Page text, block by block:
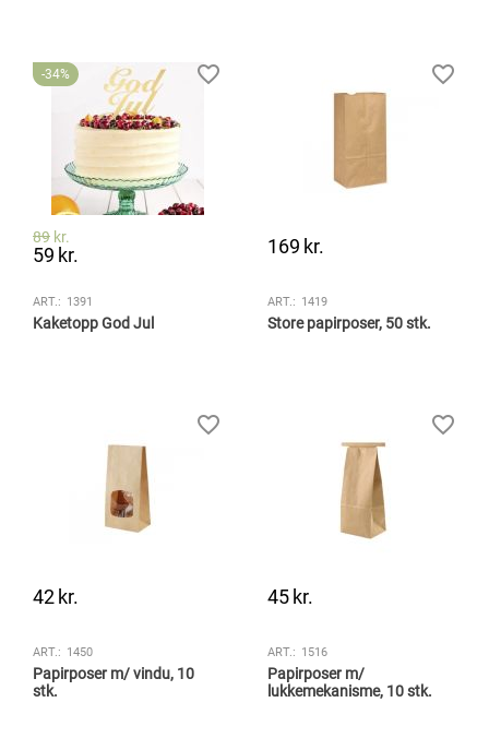
34%
89 kr.
59 kr.
ART.: 1391
Kaketopp God Jul
169 kr.
ART.: 1419
Store papirposer, 50 stk.
42kr.
ART.: 1450
Papirposer m/ vindu, 10
stk.
45kr.
ART.: 1516
Papirposer m/
lukkemekanisme, 10 stk.